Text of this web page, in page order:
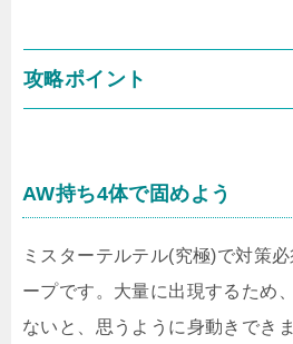
攻略ポイント
AW持ち4体で固めよう
ミスターテルテル(究極)で対策
ープです。大量に出現するため
ないと、思うように身動きでき